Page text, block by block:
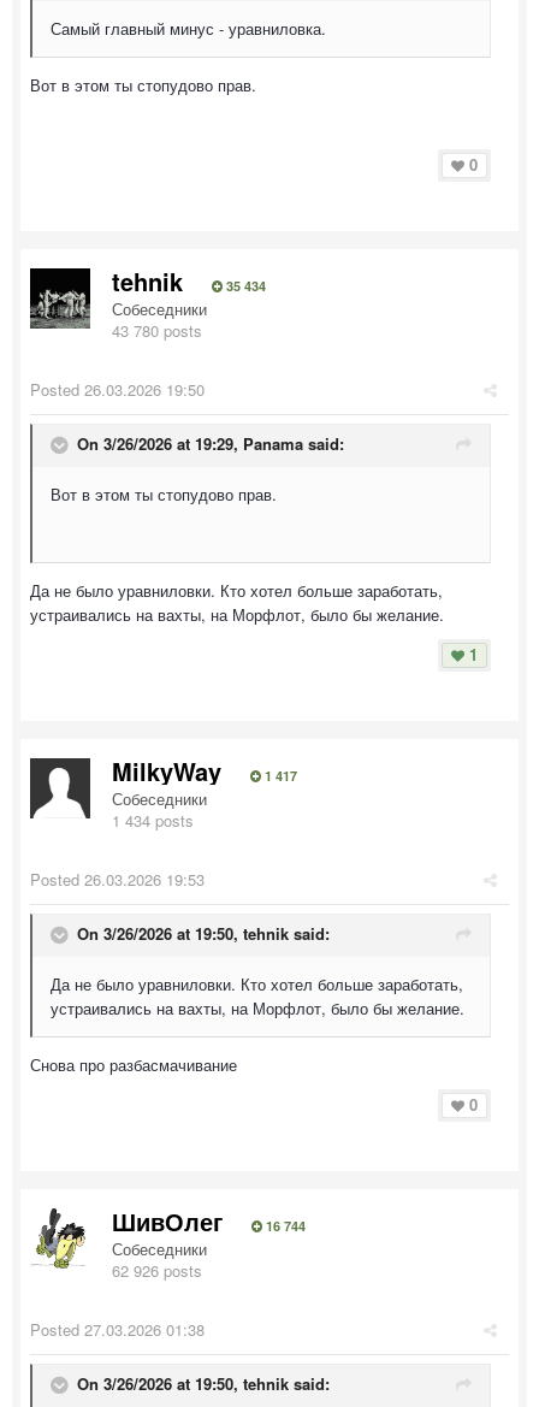
Самый главный минус - уравниловка.
Вот в этом ты стопудово прав.
0
tehnik 35 434
Собеседники
43 780 posts
Posted 26.03.2026 19:50
On 3/26/2026 at 19:29, Panama said:
Вот в этом ты стопудово прав.
Да не было уравниловки. Кто хотел больше заработать,
устраивались на вахты, на Морфлот, было бы желание.
1
MilkyWay 1 417
Собеседники
1 434 posts
Posted 26.03.2026 19:53
On 3/26/2026 at 19:50, tehnik said:
Да не было уравниловки. Кто хотел больше заработать,
устраивались на вахты, на Морфлот, было бы желание.
Снова про разбасмачивание
0
ШивОлег 16 744
Собеседники
62 926 posts
Posted 27.03.2026 01:38
On 3/26/2026 at 19:50, tehnik said: